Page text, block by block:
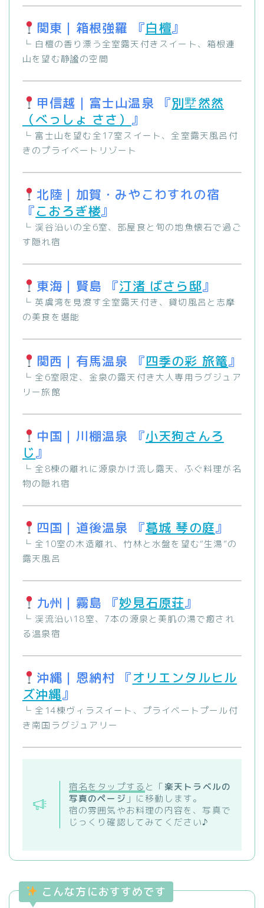
関東｜箱根強羅 『白檀』
└ 白檀の香り漂う全室露天付きスイート、箱根連
山を望む静謐の空間
甲信越｜富士山温泉 『別墅然然
（べっしょ ささ） 』
└ 富士山を望む全17室スイート、全室露天風呂付
きのプライベートリゾート
北陸｜加賀・みやこわすれの宿
『こおろぎ楼』
└ 渓谷沿いの全6室、部屋食と旬の地魚懐石で過ご
す隠れ宿
東海｜賢島 『汀渚 ばさら邸』
└ 英虞湾を見渡す全室露天付き、貸切風呂と志摩
の美食を堪能
関西｜有馬温泉 『四季の彩 旅篭』
└ 全6室限定、金泉の露天付き大人専用ラグジュア
リー旅館
中国｜川棚温泉 『小天狗さんろ
じ』
└ 全8棟の離れに源泉かけ流し露天、ふぐ料理が名
物の隠れ宿
四国｜道後温泉 『葛城 琴の庭』
└ 全10室の木造離れ、竹林と水盤を望む“生湯”の
露天風呂
九州｜霧島 『妙見石原荘』
└ 渓流沿い18室、7本の源泉と美肌の湯で癒され
る温泉宿
沖縄｜恩納村 『オリエンタルヒル
ズ沖縄』
└ 全14棟ヴィラスイート、プライベートプール付
き南国ラグジュアリー
宿名をタップする と「楽天トラベルの
写真のページ 」に移動します。
宿の雰囲気やお料理の内容を、写真で
じっくり確認してみてください♪
こんな方におすすめです